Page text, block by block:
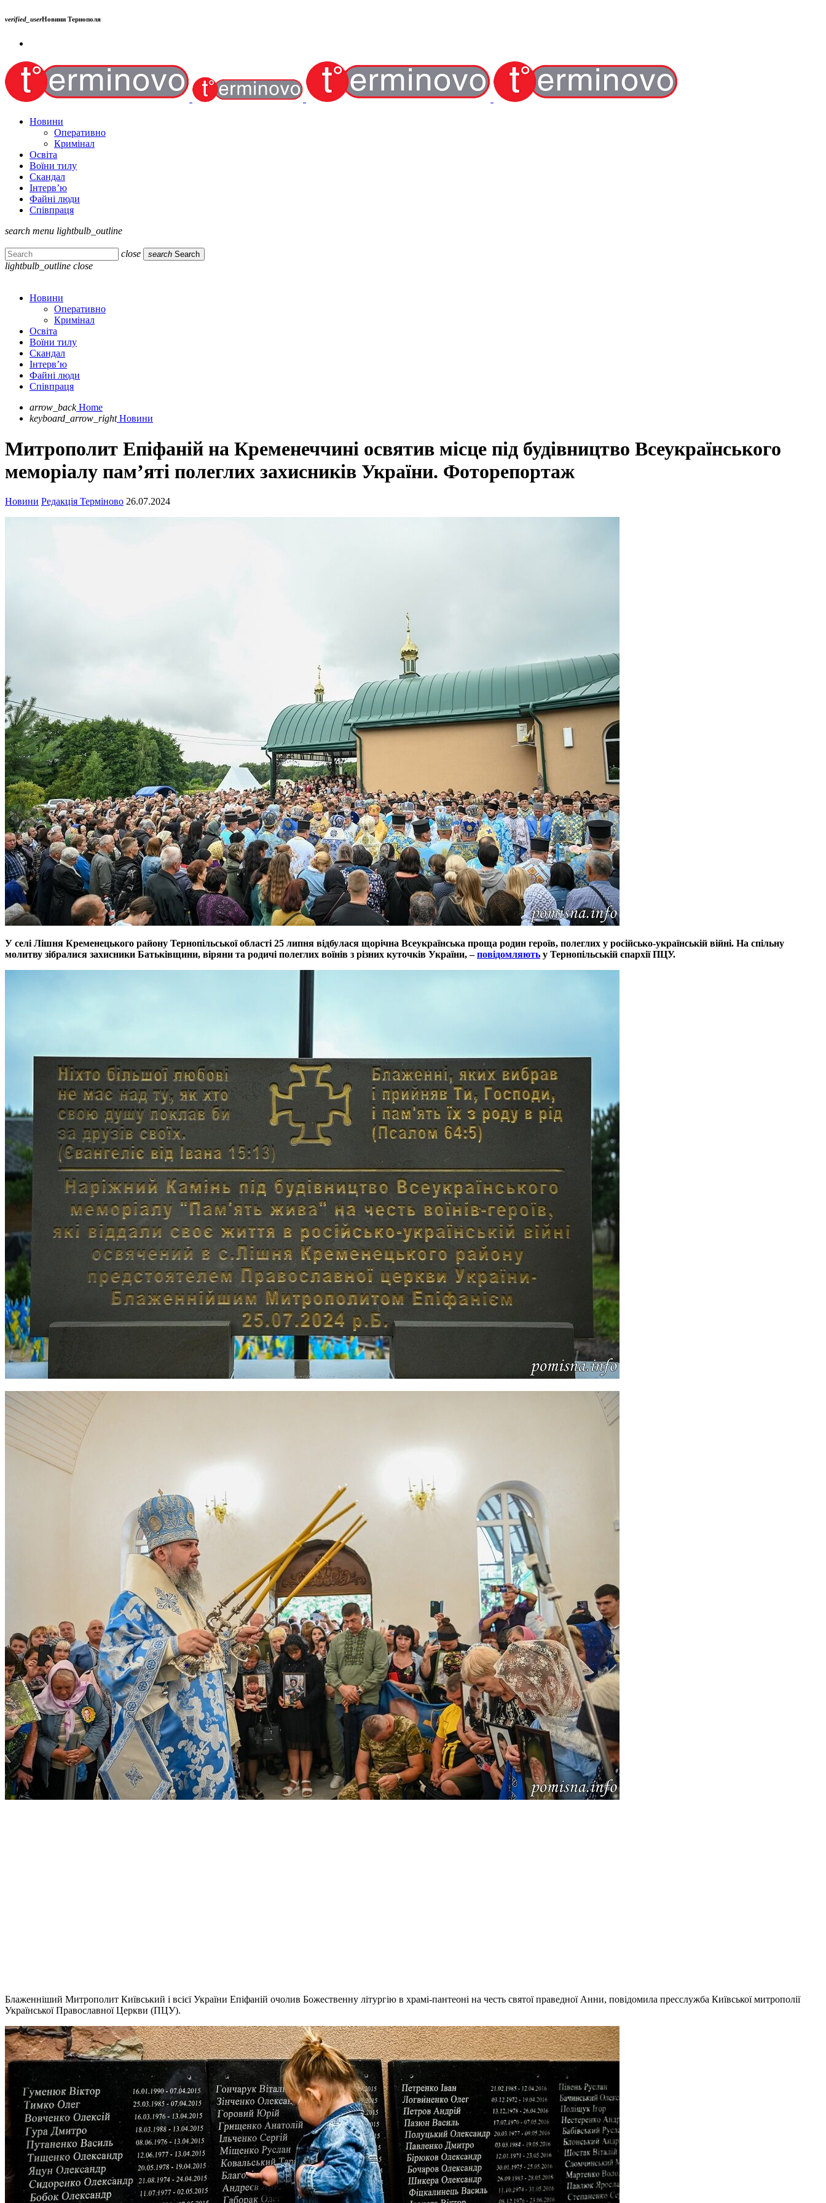
verified_userНовини Тернополя
Новини
Оперативно
Кримінал
Освіта
Воїни тилу
Скандал
Інтерв’ю
Файні люди
Співпраця
search menu lightbulb_outline
close search Search
lightbulb_outline close
Новини
Оперативно
Кримінал
Освіта
Воїни тилу
Скандал
Інтерв’ю
Файні люди
Співпраця
arrow_back Home
keyboard_arrow_right Новини
Митрополит Епіфаній на Кременеччині освятив місце під будівництво Всеукраїнського
меморіалу памʼяті полеглих захисників України. Фоторепортаж
Новини Редакція Терміново 26.07.2024
У селі Лішня Кременецького району Тернопільської області 25 липня відбулася щорічна Всеукраїнська проща родин героїв, полеглих у російсько-українській війні. На спільну
молитву зібралися захисники Батьківщини, віряни та родичі полеглих воїнів з різних куточків України, –повідомляють у Тернопільській єпархії ПЦУ.
Блаженніший Митрополит Київський і всієї України Епіфаній очолив Божественну літургію в храмі-пантеоні на честь святої праведної Анни, повідомила пресслужба Київської митрополії
Української Православної Церкви (ПЦУ).